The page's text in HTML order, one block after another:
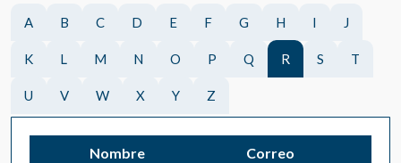
A B C D E F G H I J
K L M N O P Q R S T
U V W X Y Z
Nombre Correo